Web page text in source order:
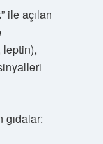
ile açılan